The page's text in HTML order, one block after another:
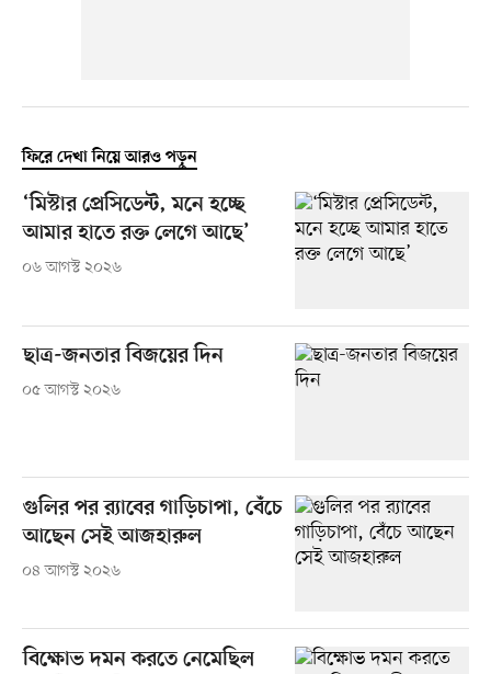
ফিরে দেখা নিয়ে আরও পড়ুন
‘মিস্টার প্রেসিডেন্ট, মনে হচ্ছে
আমার হাতে রক্ত লেগে আছে’
০৬ আগস্ট ২০২৬
ছাত্র-জনতার বিজয়ের দিন
০৫ আগস্ট ২০২৬
গুলির পর র‍্যাবের গাড়িচাপা, বেঁচে
আছেন সেই আজহারুল
০৪ আগস্ট ২০২৬
বিক্ষোভ দমন করতে নেমেছিল